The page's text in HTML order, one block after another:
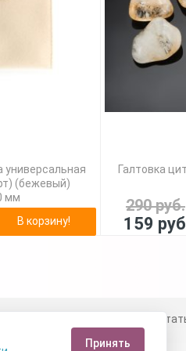
универсальная
(бежевый)
мм
В корзину!
Галтовка
290 руб.
159
Принять